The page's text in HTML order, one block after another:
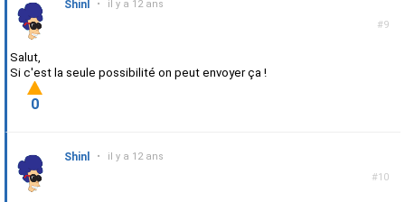
#9
Shinl • il y a 12 ans
Salut,
Si c'est la seule possibilité on peut envoyer ça !
0
#10
Shinl • il y a 12 ans